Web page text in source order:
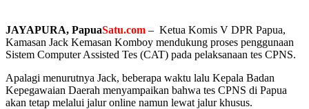
JAYAPURA, PapuaSatu.com – Ketua Komis V DPR Papua,
Kamasan Jack Kemasan Komboy mendukung proses penggunaan
Sistem Computer Assisted Tes (CAT) pada pelaksanaan tes CPNS.
Apalagi menurutnya Jack, beberapa waktu lalu Kepala Badan
Kepegawaian Daerah menyampaikan bahwa tes CPNS di Papua
akan tetap melalui jalur online namun lewat jalur khusus.